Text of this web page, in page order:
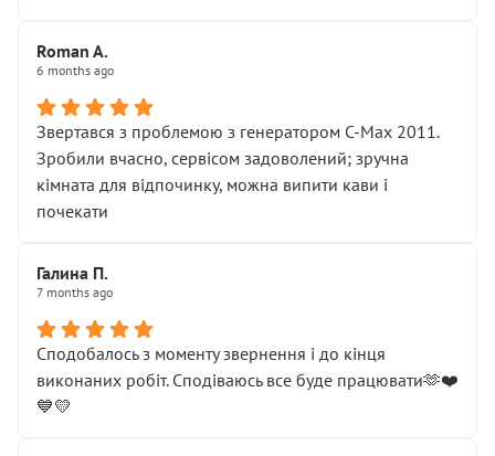
Roman A.
6 months ago
Звертався з проблемою з генератором C-Max 2011.
Зробили вчасно, сервісом задоволений; зручна
кімната для відпочинку, можна випити кави і
почекати
Галина П.
7 months ago
Сподобалось з моменту звернення і до кінця
виконаних робіт. Сподіваюсь все буде працювати🫶❤️
💙💛